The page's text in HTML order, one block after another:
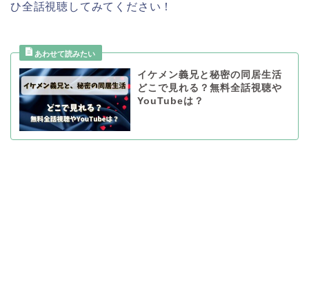
ひ全話視聴してみてください！
イケメン義兄と秘密の同居生活
どこで見れる？無料全話視聴や
YouTubeは？